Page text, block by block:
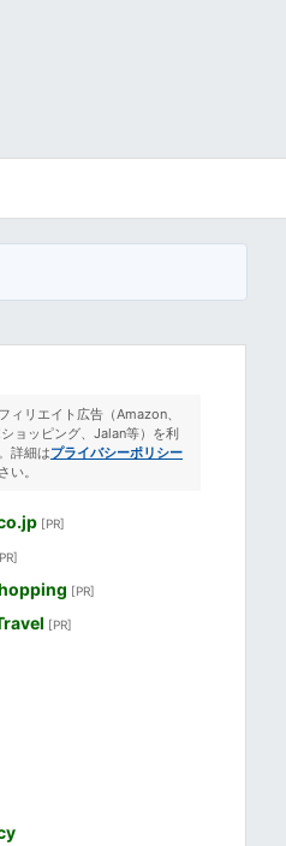
ィリエイト広告（Amazon、
ョッピング、Jalan等）を利
詳細はプライバシーポリシー
い。
[PR]
[PR]
[PR]